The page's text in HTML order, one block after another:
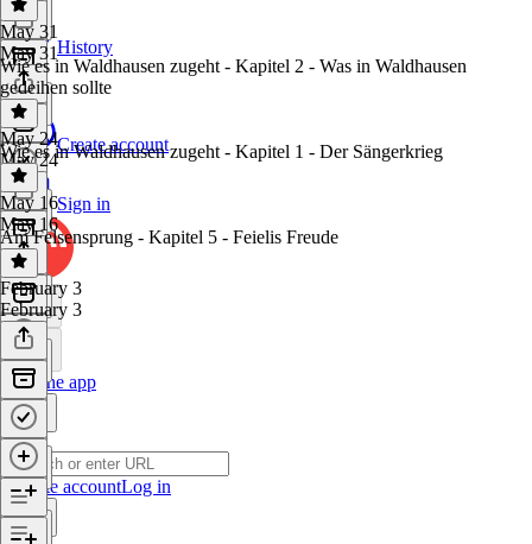
History
Create account
Sign in
Get the app
Create accountLog in
May 31
May 31
Wie es in Waldhausen zugeht - Kapitel 2 - Was in Waldhausen
gedeihen sollte
May 24
May 24
Wie es in Waldhausen zugeht - Kapitel 1 - Der Sängerkrieg
May 16
May 16
Am Felsensprung - Kapitel 5 - Feielis Freude
February 3
February 3